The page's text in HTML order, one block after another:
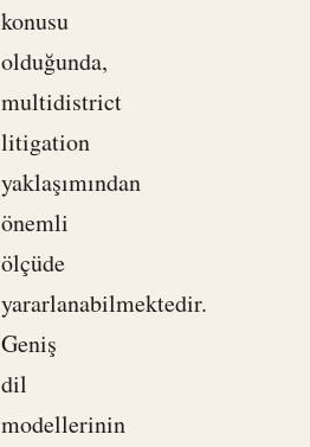
konusu
olduğunda,
multidistrict
litigation
yaklaşımından
önemli
ölçüde
yararlanabilmektedir.
Geniş
dil
modellerinin